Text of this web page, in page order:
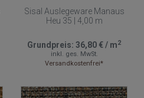
Sisal Auslegeware Manaus
Heu 35 | 4,00 m
Grundpreis: 36,80 €/ m2
inkl. ges. MwSt.
Versandkostenfrei*